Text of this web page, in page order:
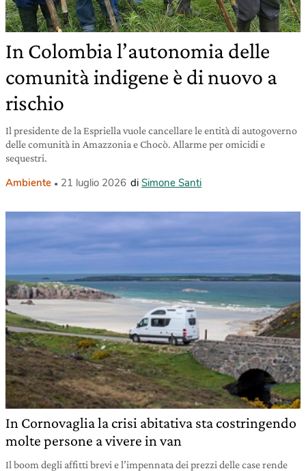
In Colombia l’autonomia delle
comunità indigene è di nuovo a
rischio
Il presidente de la Espriella vuole cancellare le entità di autogoverno
delle comunità in Amazzonia e Chocò. Allarme per omicidi e
sequestri.
Ambiente 21 luglio 2026 di Simone Santi
In Cornovaglia la crisi abitativa sta costringendo
molte persone a vivere in van
Il boom degli affitti brevi e l’impennata dei prezzi delle case rende